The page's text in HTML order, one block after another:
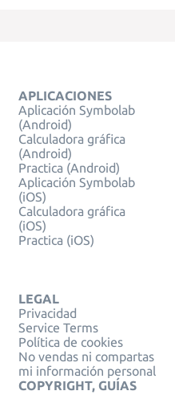
APLICACIONES
Aplicación Symbolab
(Android)
Calculadora gráfica
(Android)
Practica (Android)
Aplicación Symbolab
(iOS)
Calculadora gráfica
(iOS)
Practica (iOS)
LEGAL
Privacidad
Service Terms
Política de cookies
No vendas ni compartas
mi información personal
COPYRIGHT, GUÍAS